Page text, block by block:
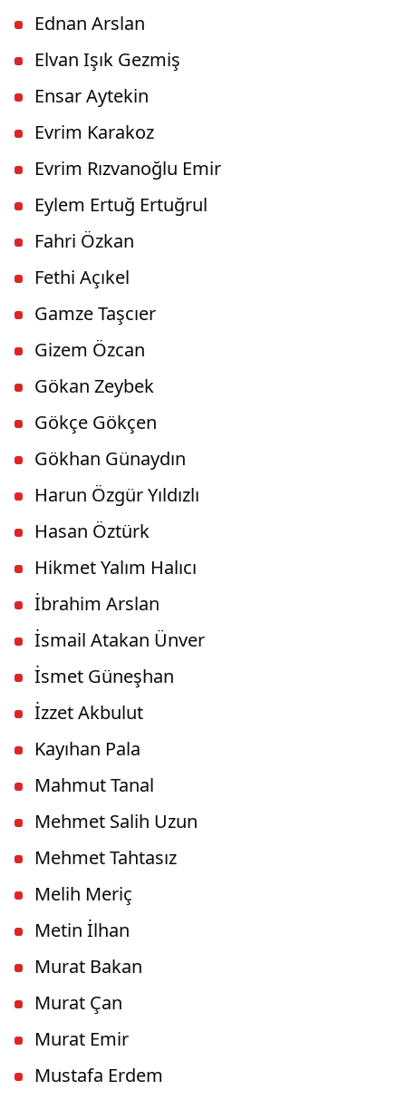
Ednan Arslan
Elvan Işık Gezmiş
Ensar Aytekin
Evrim Karakoz
Evrim Rızvanoğlu Emir
Eylem Ertuğ Ertuğrul
Fahri Özkan
Fethi Açıkel
Gamze Taşcıer
Gizem Özcan
Gökan Zeybek
Gökçe Gökçen
Gökhan Günaydın
Harun Özgür Yıldızlı
Hasan Öztürk
Hikmet Yalım Halıcı
İbrahim Arslan
İsmail Atakan Ünver
İsmet Güneşhan
İzzet Akbulut
Kayıhan Pala
Mahmut Tanal
Mehmet Salih Uzun
Mehmet Tahtasız
Melih Meriç
Metin İlhan
Murat Bakan
Murat Çan
Murat Emir
Mustafa Erdem